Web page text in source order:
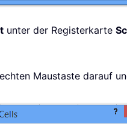
unter der Registerkarte
Maustaste darauf